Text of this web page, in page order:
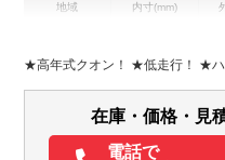
地域 内寸(mm)
H:2,650
エアコン パワステ パワーウィン
電動格納ミラー
ETC
★高年式クオン！ ★低走行！ ★ハ
在庫・価格・見
電話で